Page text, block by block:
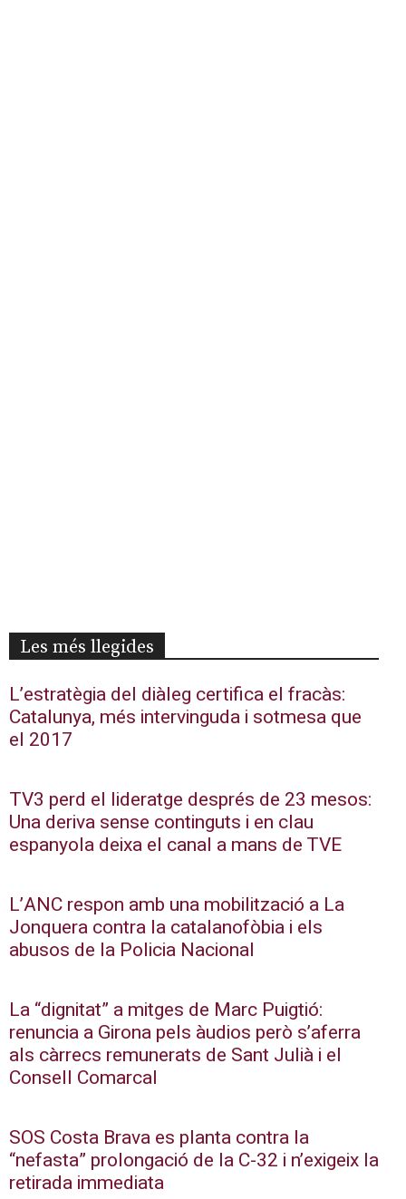
Les més llegides
L’estratègia del diàleg certifica el fracàs:
Catalunya, més intervinguda i sotmesa que
el 2017
TV3 perd el lideratge després de 23 mesos:
Una deriva sense continguts i en clau
espanyola deixa el canal a mans de TVE
L’ANC respon amb una mobilització a La
Jonquera contra la catalanofòbia i els
abusos de la Policia Nacional
La “dignitat” a mitges de Marc Puigtió:
renuncia a Girona pels àudios però s’aferra
als càrrecs remunerats de Sant Julià i el
Consell Comarcal
SOS Costa Brava es planta contra la
“nefasta” prolongació de la C-32 i n’exigeix la
retirada immediata